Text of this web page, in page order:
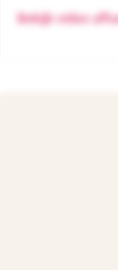
Bekijk video